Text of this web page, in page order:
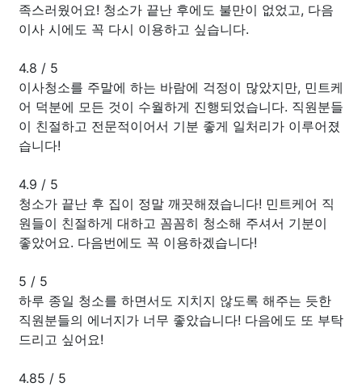
족스러웠어요! 청소가 끝난 후에도 불만이 없었고, 다음
이사 시에도 꼭 다시 이용하고 싶습니다.
4.8 / 5
이사청소를 주말에 하는 바람에 걱정이 많았지만, 민트케
어 덕분에 모든 것이 수월하게 진행되었습니다. 직원분들
이 친절하고 전문적이어서 기분 좋게 일처리가 이루어졌
습니다!
4.9 / 5
청소가 끝난 후 집이 정말 깨끗해졌습니다! 민트케어 직
원들이 친절하게 대하고 꼼꼼히 청소해 주셔서 기분이
좋았어요. 다음번에도 꼭 이용하겠습니다!
5 / 5
하루 종일 청소 를 하면서도 지치지 않도록 해주는 듯한
직원분들의 에너지가 너무 좋았습니다! 다음에도 또 부탁
드리고 싶어요!
4.85 / 5